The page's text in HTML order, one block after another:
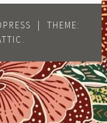
|
THEME: